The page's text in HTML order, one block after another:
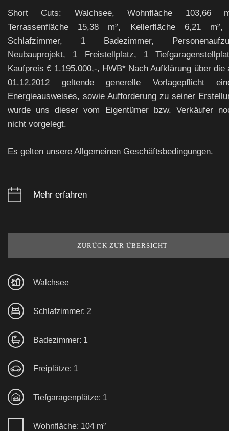
Short Cuts: Walchsee, Wohnfläche 103,66
Terrassenfläche 15,38 m², Kellerfläche 6,21
Schlafzimmer, 1 Badezimmer,
Neubauprojekt, 1 Freistellplatz, 1
Kaufpreis € 1.195.000,-, HWB* Nach Aufklärung über die
01.12.2012 geltende generelle Vorlagepflicht
Energieausweises, sowie Aufforderung zu seiner
wurde uns dieser vom Eigentümer bzw. Verkäufer
nicht vorgelegt.
Es gelten unsere Allgemeinen Geschäftsbedingungen.
Mehr erfahren
ZURÜCK ZUR ÜBERSICHT
Walchsee
Schlafzimmer: 2
Badezimmer: 1
Freiplätze: 1
Tiefgaragenplätze: 1
Wohnfläche: 104 m²